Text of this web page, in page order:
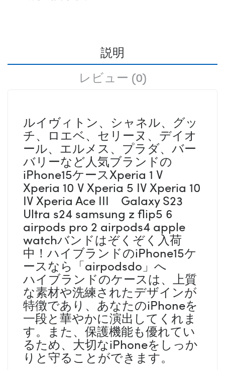
説明
レビュー (0)
ルイヴィトン、シャネル、グッ
チ、ロエベ、セリーヌ、デイオ
ール、エルメス、プラダ、バー
バリーなど人気ブランドの
iPhone15ケースXperia 1 V
Xperia 10 V Xperia 5 IV Xperia 10
IV Xperia Ace III Galaxy S23
Ultra s24 samsung z flip5 6
airpods pro 2 airpods4 apple
watchバンドはぞくぞく入荷
中！ハイブランドのiPhone15ケ
ースなら「airpodsdo」へ
ハイブランドのケースは、上質
な素材や洗練されたデザインが
特徴であり、あなたのiPhoneを
一段と華やかに演出してくれま
す。また、保護機能も優れてい
るため、大切なiPhoneをしっか
りと守ることができます。